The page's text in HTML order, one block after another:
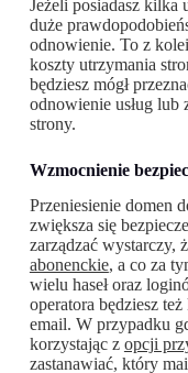
Jeżeli posiadasz kilka
duże
odnowienie. To z
koszty utrzymania
będziesz mógł
odnowienie usług lub
strony.
Wzmocnienie
Przeniesienie domen
zwiększa się
zarządzać wystarczy,
abonenckie, a co za
wielu haseł oraz
operatora będziesz
email. W przypadku
korzystając z opcji
zastanawiać, który